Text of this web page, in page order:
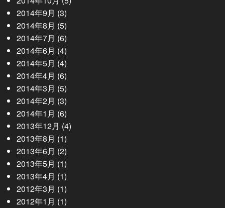
2014年9月 (3)
2014年8月 (5)
2014年7月 (6)
2014年6月 (4)
2014年5月 (4)
2014年4月 (6)
2014年3月 (5)
2014年2月 (3)
2014年1月 (6)
2013年12月 (4)
2013年8月 (1)
2013年6月 (2)
2013年5月 (1)
2013年4月 (1)
2012年3月 (1)
2012年1月 (1)